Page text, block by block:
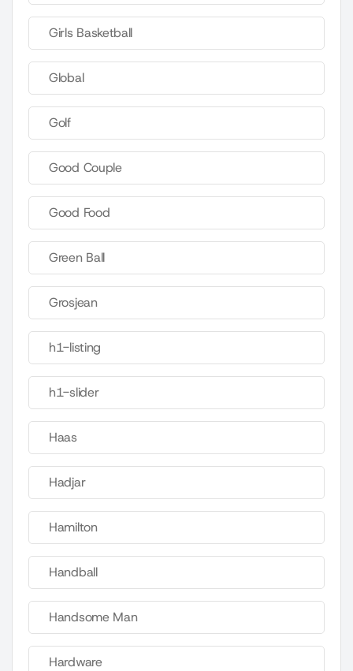
Girls Basketball
Global
Golf
Good Couple
Good Food
Green Ball
Grosjean
h1-listing
h1-slider
Haas
Hadjar
Hamilton
Handball
Handsome Man
Hardware